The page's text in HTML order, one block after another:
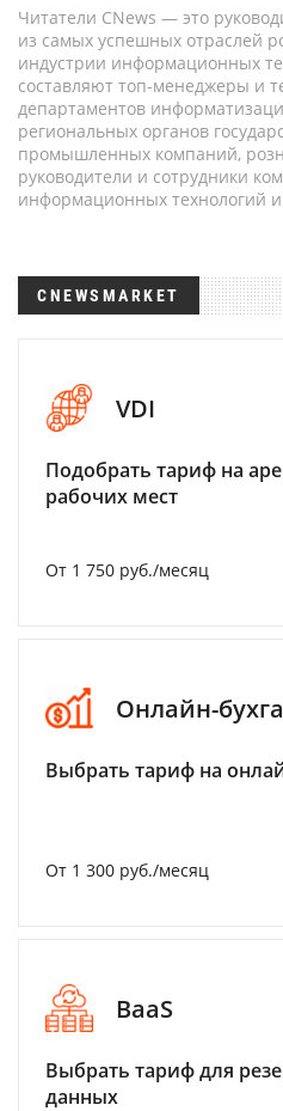
Читатели CNews — это
из самых успешных отраслей
индустрии информационных
составляют топ-менеджеры и
департаментов
региональных органов
промышленных компаний,
руководители и сотрудники
информационных технологий и
CNEWSMARKET
VDI
Подобрать тариф на
рабочих мест
От 1 750 руб./месяц
Онлайн-
Выбрать тариф на
От 1 300 руб./месяц
BaaS
Выбрать тариф для
данных